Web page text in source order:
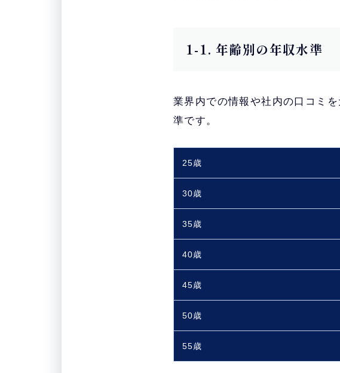
1-1. 年齢別の年収水準
業界内での情報や社内の口コミ
準です。
25歳
30歳
35歳
40歳
45歳
50歳
55歳